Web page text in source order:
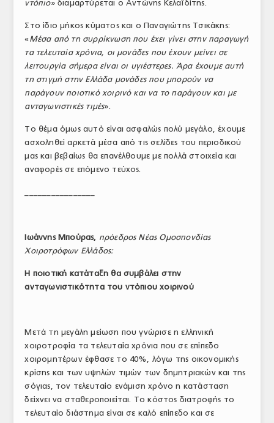
ντόπιο» διαμαρτύρεται ο Αντώνης Κελαϊδίτης.
Στο ίδιο μήκος κύματος και ο Παναγιώτης Τσικάκης:
«Μέσα από τη συρρίκνωση που έχει γίνει στην παραγωγή
τα τελευταία χρόνια, οι μονάδες που έχουν μείνει σε
λειτουργία σήμερα είναι οι υγιέστερες. Άρα έχουμε αυτή
τη στιγμή στην Ελλάδα μονάδες που μπορούν να
παράγουν ποιοτικό χοιρινό και να το παράγουν και με
ανταγωνιστικές τιμές».
Το θέμα όμως αυτό είναι ασφαλώς πολύ μεγάλο, έχουμε
ασχοληθεί αρκετά μέσα από τις σελίδες του περιοδικού
μας και βεβαίως θα επανέλθουμε με πολλά στοιχεία και
αναφορές σε επόμενο τεύχος.
Ιωάννης Μπούρας, πρόεδρος Νέας Ομοσπονδίας
Χοιροτρόφων Ελλάδος:
Η ποιοτική κατάταξη θα συμβάλει στην
ανταγωνιστικότητα του ντόπιου χοιρινού
Μετά τη μεγάλη μείωση που γνώρισε η ελληνική
χοιροτροφία τα τελευταία χρόνια που σε επίπεδο
χοιρομητέρων έφθασε το 40%, λόγω της οικονομικής
κρίσης και των υψηλών τιμών των δημητριακών και της
σόγιας, τον τελευταίο ενάμιση χρόνο η κατάσταση
δείχνει να σταθεροποιείται. Το κόστος διατροφής το
τελευταίο διάστημα είναι σε καλό επίπεδο και σε